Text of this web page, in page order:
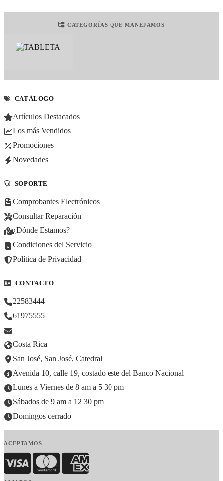
CATEGORÍAS QUE MANEJAMOS
CATÁLOGO
Artículos Destacados
Los más Vendidos
Promociones
Novedades
SOPORTE
Comprobantes Electrónicos
Consultar Reparación
¿Dónde Estamos?
Condiciones del Servicio
Política de Privacidad
CONTACTO
22583444
61975555
Costa Rica
San José, San José, Catedral
Avenida 10, calle 19, costado este del Banco Nacional
Lunes a Viernes de 8 am a 5 30 pm
Sábados de 9 am a 12 30 pm
Domingos cerrado
ACEPTAMOS
Visa MasterCardAmerican Express